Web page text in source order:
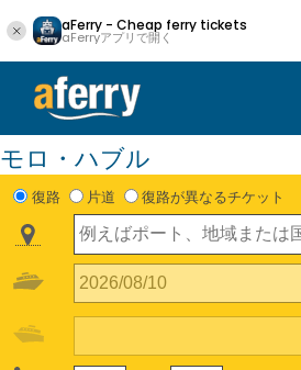
aFerry - Cheap ferry tickets
aFerryアプリで開く
モロ・ハブル
復路 片道 復路が異なるチケット